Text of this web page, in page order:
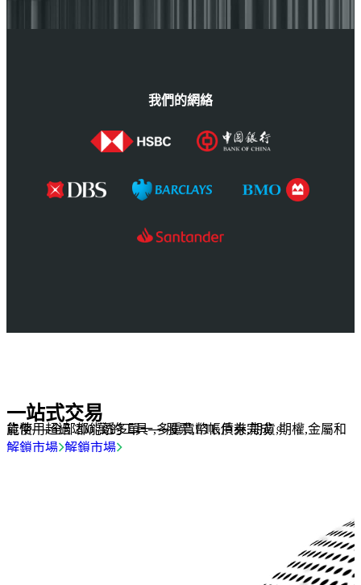
我們的網絡
一站式交易
能使用超過 200 萬的工具──股票,ETF,債券,期貨,期權,金屬和貨幣──全部都能透多單一,多重貨幣帳戶來完成。
解鎖市場 解鎖市場